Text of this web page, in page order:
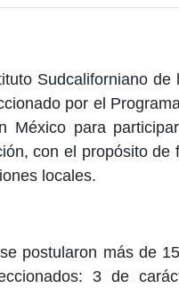
Sudcaliforniano
por el
México para
con el propósito de
locales.
postularon más de
3 de